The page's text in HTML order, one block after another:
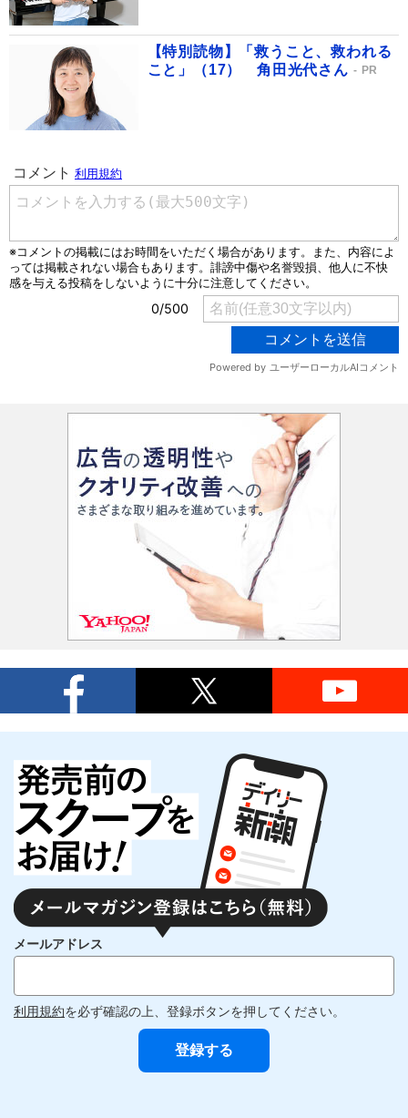
【特別読物】「救うこと、救われる
こと」（17） 角田光代さん
PR
メールアドレス
利用規約を必ず確認の上、登録ボタンを押してください。